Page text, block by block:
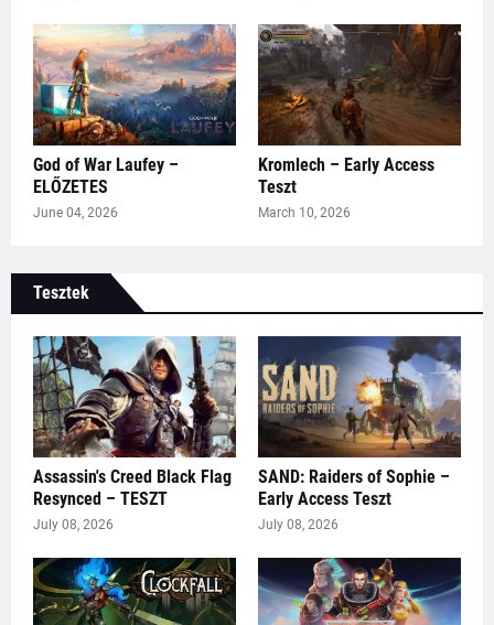
God of War Laufey –
ELŐZETES
June 04, 2026
Kromlech – Early Access
Teszt
March 10, 2026
Tesztek
Assassin's Creed Black Flag
Resynced – TESZT
July 08, 2026
SAND: Raiders of Sophie –
Early Access Teszt
July 08, 2026